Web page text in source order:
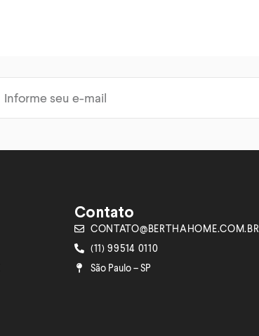
Contato
CONTATO@BERTHAHOME.COM.BR
(11) 99514 0110
São Paulo – SP